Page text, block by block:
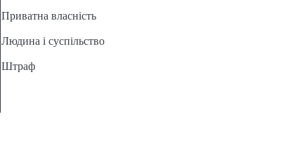
Приватна власність
Людина і суспільство
Штраф